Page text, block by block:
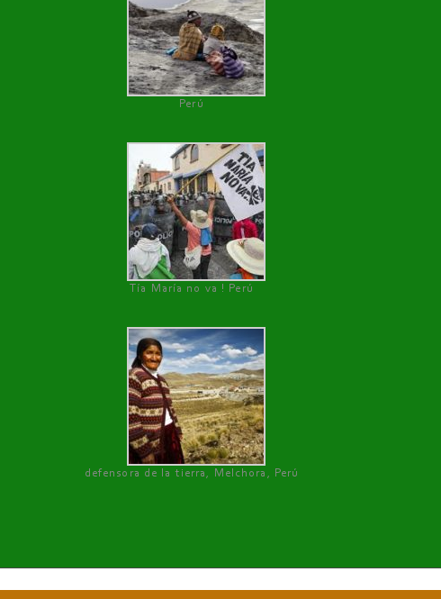
Perú
Tía María no va ! Perú
defensora de la tierra, Melchora, Perú